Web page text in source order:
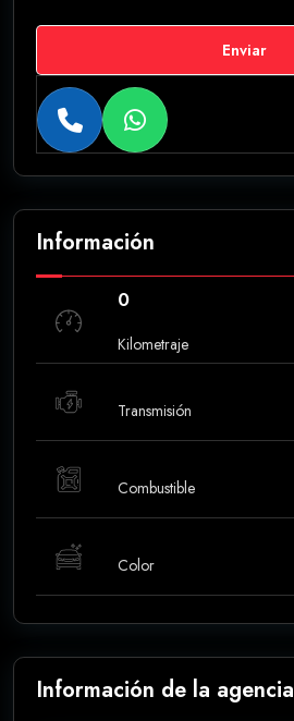
Enviar
Información
0
Kilometraje
Transmisión
Combustible
Color
Información de la agencia